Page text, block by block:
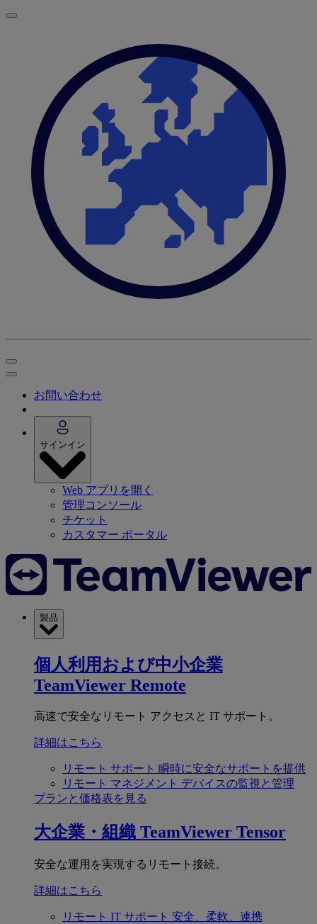
お問い合わせ
サインイン
Web アプリを開く
管理コンソール
チケット
カスタマー ポータル
製品
個人利用および中小企業
TeamViewer Remote
高速で安全なリモート アクセスと IT サポート。
詳細はこちら
リモート サポート 瞬時に安全なサポートを提供
リモート マネジメント デバイスの監視と管理
プランと価格表を見る
大企業・組織 TeamViewer Tensor
安全な運用を実現するリモート接続。
詳細はこちら
リモート IT サポート 安全、柔軟、連携